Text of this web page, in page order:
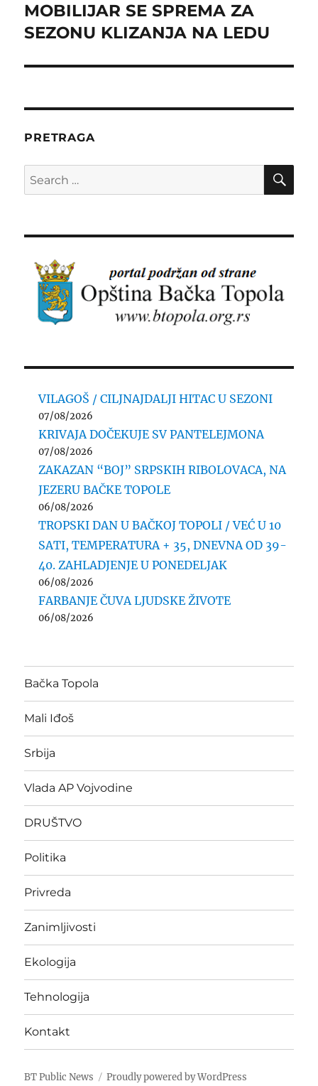
MOBILIJAR SE SPREMA ZA
SEZONU KLIZANJA NA LEDU
PRETRAGA
Search
for:
VILAGOŠ / CILJNAJDALJI HITAC U SEZONI
07/08/2026
KRIVAJA DOČEKUJE SV PANTELEJMONA
07/08/2026
ZAKAZAN “BOJ” SRPSKIH RIBOLOVACA, NA
JEZERU BAČKE TOPOLE
06/08/2026
TROPSKI DAN U BAČKOJ TOPOLI / VEĆ U 10
SATI, TEMPERATURA + 35, DNEVNA OD 39-
40. ZAHLADJENJE U PONEDELJAK
06/08/2026
FARBANJE ČUVA LJUDSKE ŽIVOTE
06/08/2026
Bačka Topola
Mali Iđoš
Srbija
Vlada AP Vojvodine
DRUŠTVO
Politika
Privreda
Zanimljivosti
Ekologija
Tehnologija
Kontakt
BT Public News Proudly powered by WordPress